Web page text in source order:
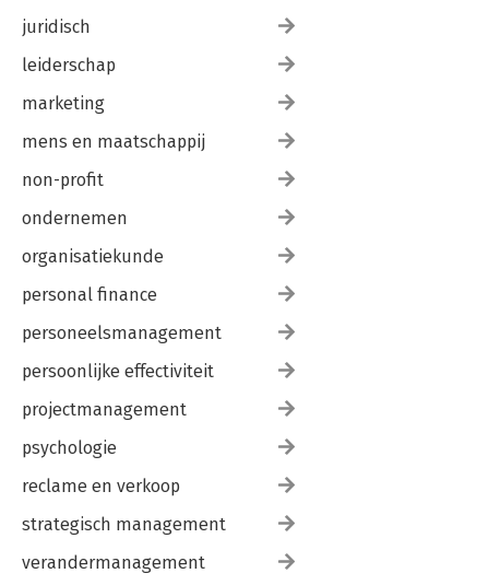
juridisch
leiderschap
marketing
mens en maatschappij
non-profit
ondernemen
organisatiekunde
personal finance
personeelsmanagement
persoonlijke effectiviteit
projectmanagement
psychologie
reclame en verkoop
strategisch management
verandermanagement